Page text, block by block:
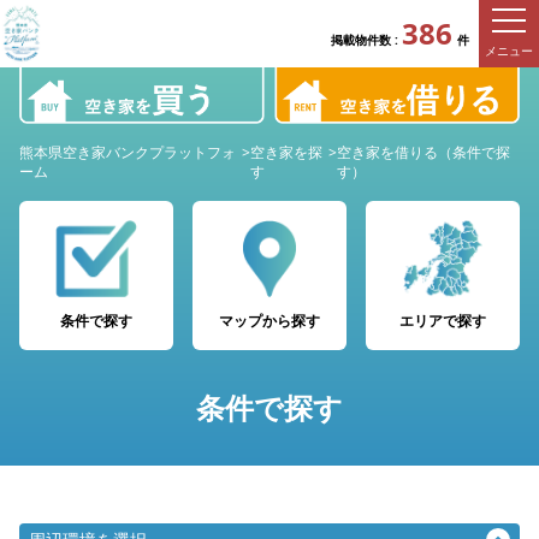
掲載物件数 : 386 件
メニュー
熊本県空き家バンクプラットフォ
ーム
>空き家を探
す
>空き家を借りる（条件で探
す）
条件で探す マップから探す エリアで探す
条件で探す